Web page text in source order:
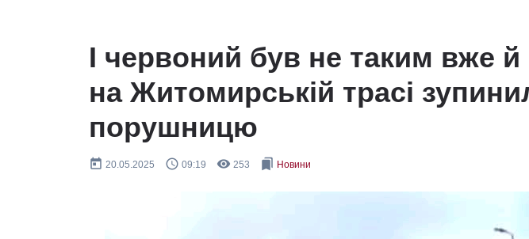
І червоний був не таким вже
на Житомирській трасі
порушницю
today 20.05.2025 query_builder 09:19 remove_red_eye 253 bookmarks Новини